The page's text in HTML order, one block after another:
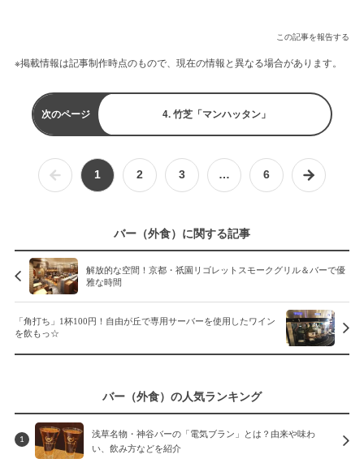
この記事を報告する
※掲載情報は記事制作時点のもので、現在の情報と異なる場合があります。
次のページ 4. 竹芝「マンハッタン」
1 2 3 … 6
バー（外食）に関する記事
解放的な空間！京都・祇園リゴレットスモークグリル＆バーで優
雅な時間
「角打ち」1杯100円！自由が丘で専用サーバーを使用したワイン
を飲もっ☆
バー（外食）の人気ランキング
1
浅草名物・神谷バーの「電気ブラン」とは？由来や味わ
い、飲み方などを紹介